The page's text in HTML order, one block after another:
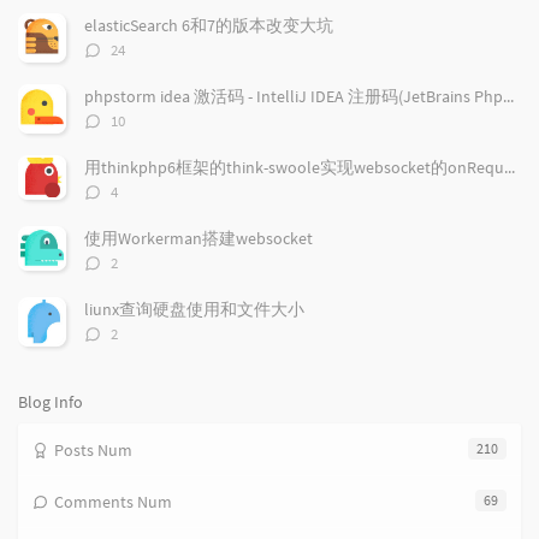
p
u
a
r
r
t
c
l
s
t
e
t
m
n
m
t
elasticSearch 6和7的版本改变大坑
评
数：
24
phpstorm idea 激活码 - IntelliJ IDEA 注册码(JetBrains PhpStorm/JetBrains PyCharm/JetBrains GoLand )通用注册码
评
数：
10
用thinkphp6框架的think-swoole实现websocket的onRequest回调事件
评
数：
4
使用Workerman搭建websocket
评
数：
2
liunx查询硬盘使用和文件大小
评
2
Blog Info
210
Posts Num
69
Comments Num